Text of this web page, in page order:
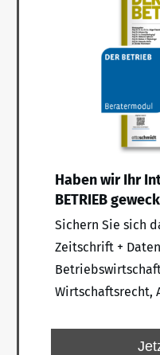
Haben wir Ihr
BETRIEB
Sichern Sie sich
Zeitschrift +
Wirtschaftsrecht,